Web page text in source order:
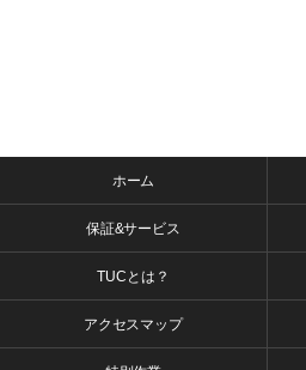
ホーム
保証&サービス
TUCとは？
アクセスマップ